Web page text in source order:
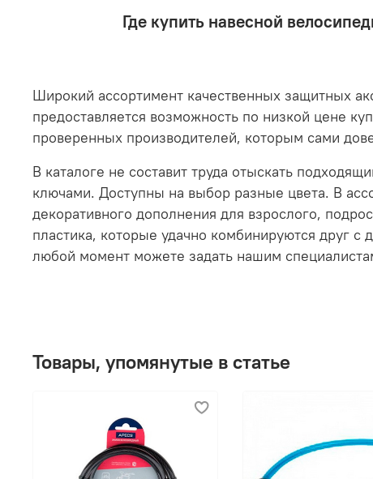
Где купить навесной
Широкий ассортимент качественных защитных
предоставляется возможность по низкой цене
проверенных производителей, которым сами
В каталоге не составит труда отыскать
ключами. Доступны на выбор разные цвета. В
декоративного дополнения для взрослого,
пластика, которые удачно комбинируются друг
любой момент можете задать нашим
Товары, упомянутые в статье